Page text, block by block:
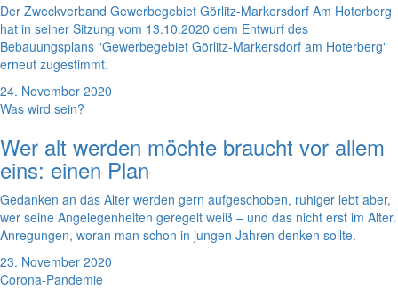
Der Zweckverband Gewerbegebiet Görlitz-Markersdorf Am Hoterberg
hat in seiner Sitzung vom 13.10.2020 dem Entwurf des
Bebauungsplans "Gewerbegebiet Görlitz-Markersdorf am Hoterberg"
erneut zugestimmt.
24. November 2020
Was wird sein?
Wer alt werden möchte braucht vor allem
eins: einen Plan
Gedanken an das Alter werden gern aufgeschoben, ruhiger lebt aber,
wer seine Angelegenheiten geregelt weiß – und das nicht erst im Alter.
Anregungen, woran man schon in jungen Jahren denken sollte.
23. November 2020
Corona-Pandemie